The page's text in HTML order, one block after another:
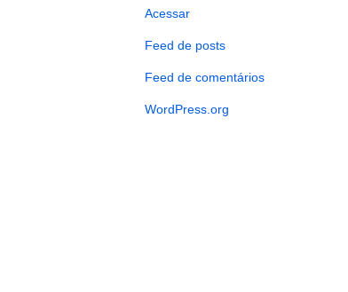
Acessar
Feed de posts
Feed de comentários
WordPress.org